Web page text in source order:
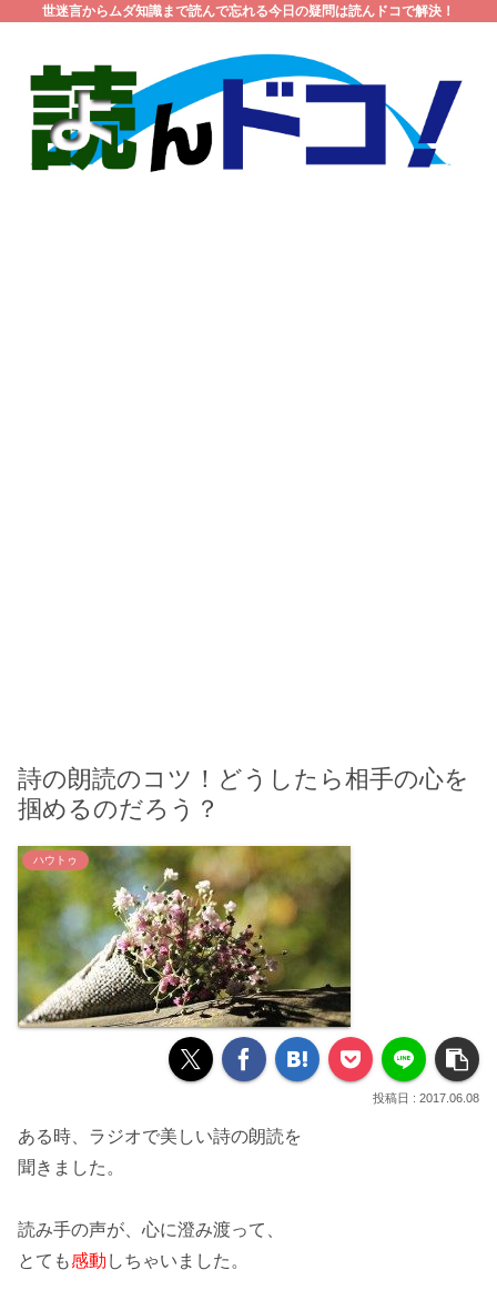
世迷言からムダ知識まで読んで忘れる今日の疑問は読んドコで解決！
詩の朗読のコツ！どうしたら相手の心を
掴めるのだろう？
ハウトゥ
2017.06.08
ある時、ラジオで美しい詩の朗読を
聞きました。
読み手の声が、 心に澄み渡って
とても感動 しちゃいました。